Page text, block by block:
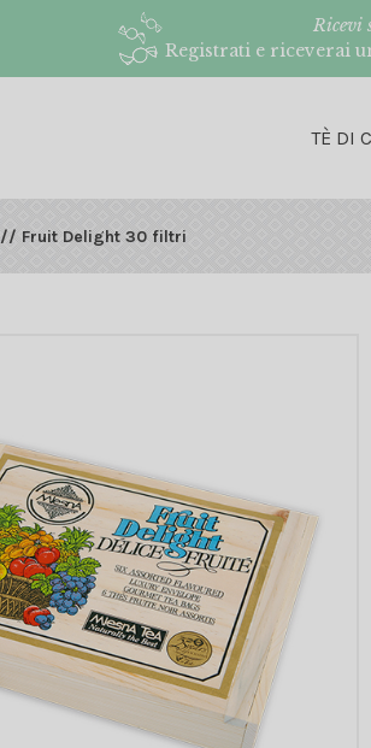
Ricevi
Registrati e riceverai
TÈ DI
// Fruit Delight 30 filtri